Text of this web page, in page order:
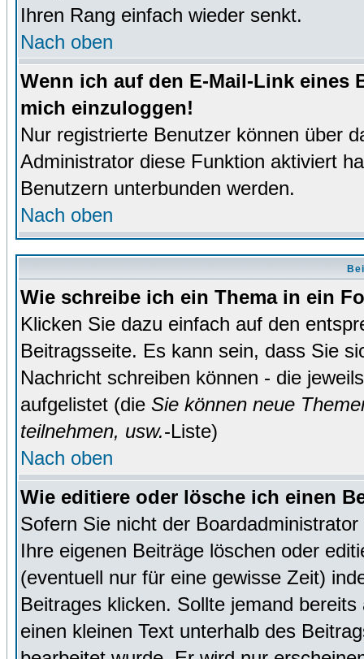
Ihren Rang einfach wieder senkt.
Nach oben
Wenn ich auf den E-Mail-Link eines
mich einzuloggen!
Nur registrierte Benutzer können über
Administrator diese Funktion aktiviert
Benutzern unterbunden werden.
Nach oben
Wie schreibe ich ein Thema in ein
Klicken Sie dazu einfach auf den
Beitragsseite. Es kann sein, dass Sie
Nachricht schreiben können - die
aufgelistet (die Sie können neue
teilnehmen, usw.-Liste)
Nach oben
Wie editiere oder lösche ich einen
Sofern Sie nicht der
Ihre eigenen Beiträge löschen oder
(eventuell nur für eine gewisse Zeit)
Beitrages klicken. Sollte jemand
einen kleinen Text unterhalb des